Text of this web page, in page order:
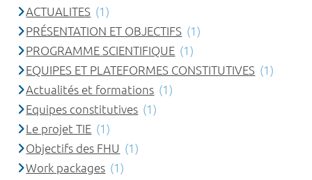
ACTUALITES (1)
PRÉSENTATION ET OBJECTIFS (1)
PROGRAMME SCIENTIFIQUE (1)
EQUIPES ET PLATEFORMES CONSTITUTIVES (1)
Actualités et formations (1)
Equipes constitutives (1)
Le projet TIE (1)
Objectifs des FHU (1)
Work packages (1)